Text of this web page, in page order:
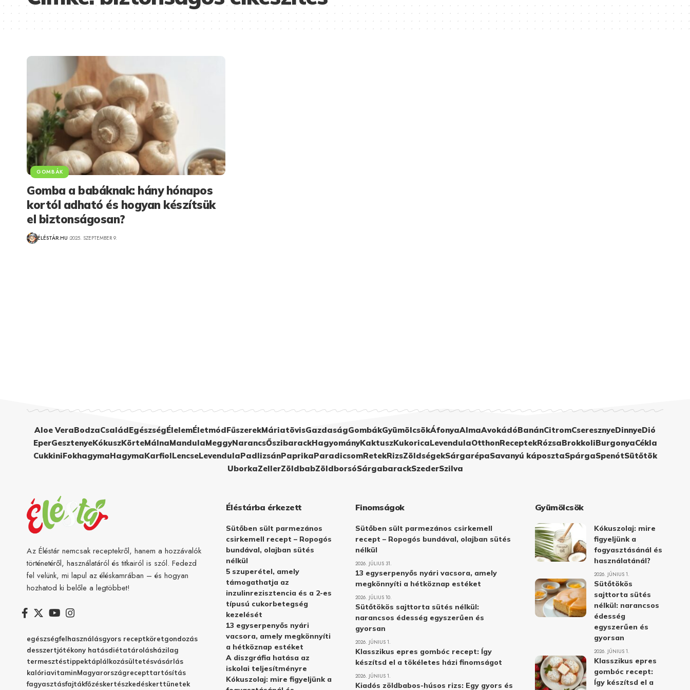
GOMBÁK
Gomba a babáknak: hány hónapos
kortól adható és hogyan készítsük
el biztonságosan?
ÉLÉSTÁR.HU 2025. SZEPTEMBER 9.
Aloe VeraBodzaCsaládEgészségÉlelemÉletmódFűszerekMáriatövisGazdaságGombákGyümölcsökÁfonyaAlmaAvokádóBanánCitromCseresznyeDinnyeDió
EperGesztenyeKókuszKörteMálnaMandulaMeggyNarancsŐszibarackHagyományKaktuszKukoricaLevendulaOtthonReceptekRózsaBrokkoliBurgonyaCékla
CukkiniFokhagymaHagymaKarfiolLencseLevendulaPadlizsánPaprikaParadicsomRetekRizsZöldségekSárgarépaSavanyú káposztaSpárgaSpenótSütőtök
UborkaZellerZöldbabZöldborsóSárgabarackSzederSzilva
Az Éléstár nemcsak receptekről, hanem a hozzávalók
történetéről, használatáról és titkairól is szól. Fedezd
fel velünk, mi lapul az éléskamrában – és hogyan
hozhatod ki belőle a legtöbbet!
egészségfelhasználásgyors receptköretgondozás
desszertjótékony hatásdiétatárolásházilag
termesztéstippektáplálkozásültetésvásárlás
kalóriavitaminMagyarországrecepttartósítás
fagyasztásfajtákfőzéskertészkedéskerttünetek
Éléstárba érkezett
Sütőben sült parmezános
csirkemell recept – Ropogós
bundával, olajban sütés
nélkül
5 szuperétel, amely
támogathatja az
inzulinrezisztencia és a 2-es
típusú cukorbetegség
kezelését
13 egyserpenyős nyári
vacsora, amely megkönnyíti
a hétköznap estéket
A diszgráfia hatása az
iskolai teljesítményre
Kókuszolaj: mire figyeljünk a
Finomságok
Sütőben sült parmezános csirkemell
recept – Ropogós bundával, olajban sütés
nélkül
2026. JÚLIUS 31.
13 egyserpenyős nyári vacsora, amely
megkönnyíti a hétköznap estéket
2026. JÚLIUS 10.
Sütőtökös sajttorta sütés nélkül:
narancsos édesség egyszerűen és
gyorsan
2026. JÚNIUS 1.
Klasszikus epres gombóc recept: Így
készítsd el a tökéletes házi finomságot
2026. JÚNIUS 1.
Kiadós zöldbabos-húsos rizs: Egy gyors és
Gyümölcsök
Kókuszolaj: mire
figyeljünk a
fogyasztásánál és
használatánál?
2026. JÚNIUS 1.
Sütőtökös
sajttorta sütés
nélkül: narancsos
édesség
egyszerűen és
gyorsan
2026. JÚNIUS 1.
Klasszikus epres
gombóc recept:
Így készítsd el a